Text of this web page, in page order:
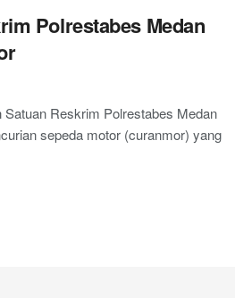
Polrestabes Medan
Reskrim Polrestabes Medan
sepeda motor (curanmor) yang